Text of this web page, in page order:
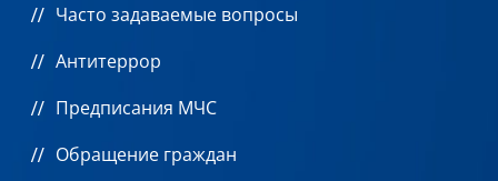
Часто задаваемые вопросы
Антитеррор
Предписания МЧС
Обращение граждан